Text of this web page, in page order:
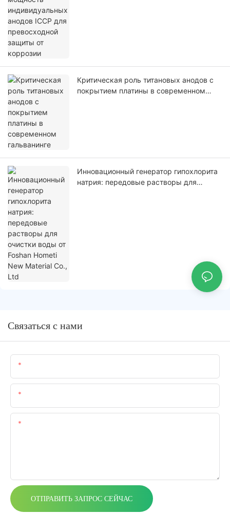
Критическая роль титановых анодов с
покрытием платины в современном
Инновационный генератор гипохлорита
натрия: передовые растворы для
Связаться с нами
ОТПРАВИТЬ ЗАПРОС СЕЙЧАС